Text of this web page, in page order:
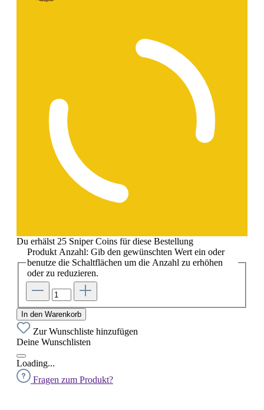
Du erhälst 25 Sniper Coins für diese Bestellung
Produkt Anzahl: Gib den gewünschten Wert ein oder
benutze die Schaltflächen um die Anzahl zu erhöhen
oder zu reduzieren.
In den Warenkorb
Zur Wunschliste hinzufügen
Deine Wunschlisten
Loading...
Fragen zum Produkt?